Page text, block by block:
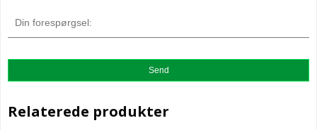
Relaterede produkter